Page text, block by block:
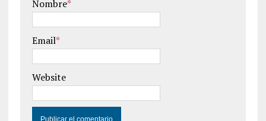
Nombre*
Email*
Website